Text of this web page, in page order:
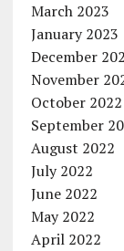
March 2023
January 2023
December
November
October 2022
September
August 2022
July 2022
June 2022
May 2022
April 2022